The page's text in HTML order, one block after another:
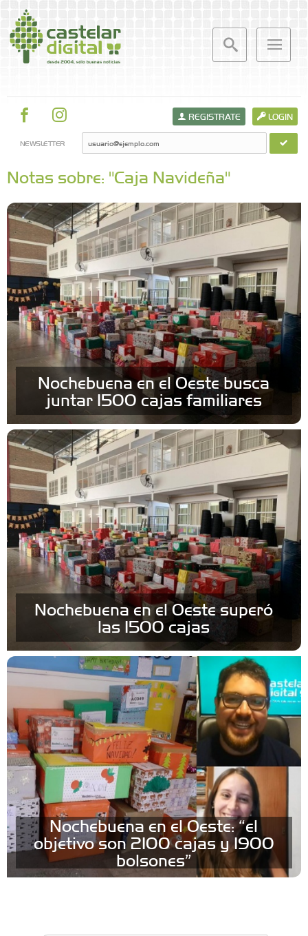
LOGIN
REGISTRATE
NEWSLETTER
Notas sobre: "Caja Navideña"
Nochebuena en el Oeste busca
juntar 1500 cajas familiares
Nochebuena en el Oeste superó
las 1500 cajas
Nochebuena en el Oeste: “el
objetivo son 2100 cajas y 1900
bolsones”